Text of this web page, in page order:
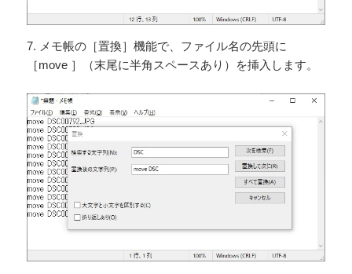
7. メモ帳の［置換］機能で、ファイル名の先頭に
［move ］（末尾に半角スペースあり）を挿入します。